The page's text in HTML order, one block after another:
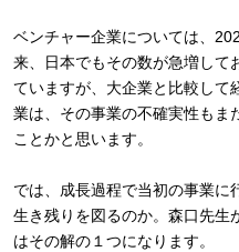
ベンチャー企業については、
来、日本でもその数が急増して
ていますが、大企業と比較して
業は、その事業の不確実性もま
ことかと思います。
では、成長過程で当初の事業に
生き残りを図るのか。森口先生
はその解の１つになります。